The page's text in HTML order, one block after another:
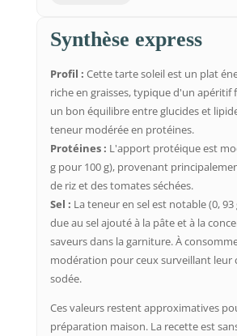
Synthèse express
Profil : Cette tarte soleil est un plat
riche en graisses, typique d'un apéritif
un bon équilibre entre glucides et
teneur modérée en protéines.
Protéines : L'apport protéique est
g pour 100 g), provenant
de riz et des tomates séchées.
Sel : La teneur en sel est notable (0, 93
due au sel ajouté à la pâte et à la
saveurs dans la garniture. À
modération pour ceux surveillant leur
sodée.
Ces valeurs restent approximatives
préparation maison. La recette est